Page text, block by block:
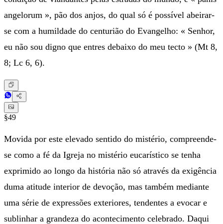
angelorum », pão dos anjos, do qual só é possível abeirar-
se com a humildade do centurião do Evangelho: « Senhor,
eu não sou digno que entres debaixo do meu tecto » (Mt 8,
8; Lc 6, 6).
§49
Movida por este elevado sentido do mistério, compreende-
se como a fé da Igreja no mistério eucarístico se tenha
exprimido ao longo da história não só através da exigência
duma atitude interior de devoção, mas também mediante
uma série de expressões exteriores, tendentes a evocar e
sublinhar a grandeza do acontecimento celebrado. Daqui